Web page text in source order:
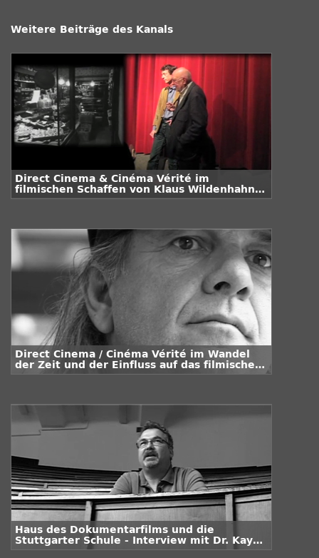
Weitere Beiträge des Kanals
Direct Cinema & Cinéma Vérité im
filmischen Schaffen von Klaus Wildenhahn /
Teil 2
Direct Cinema / Cinéma Vérité im Wandel
der Zeit und der Einfluss auf das filmische
Schaffen von Pepe Danquart
Haus des Dokumentarfilms und die
Stuttgarter Schule - Interview mit Dr. Kay
Hoffmann